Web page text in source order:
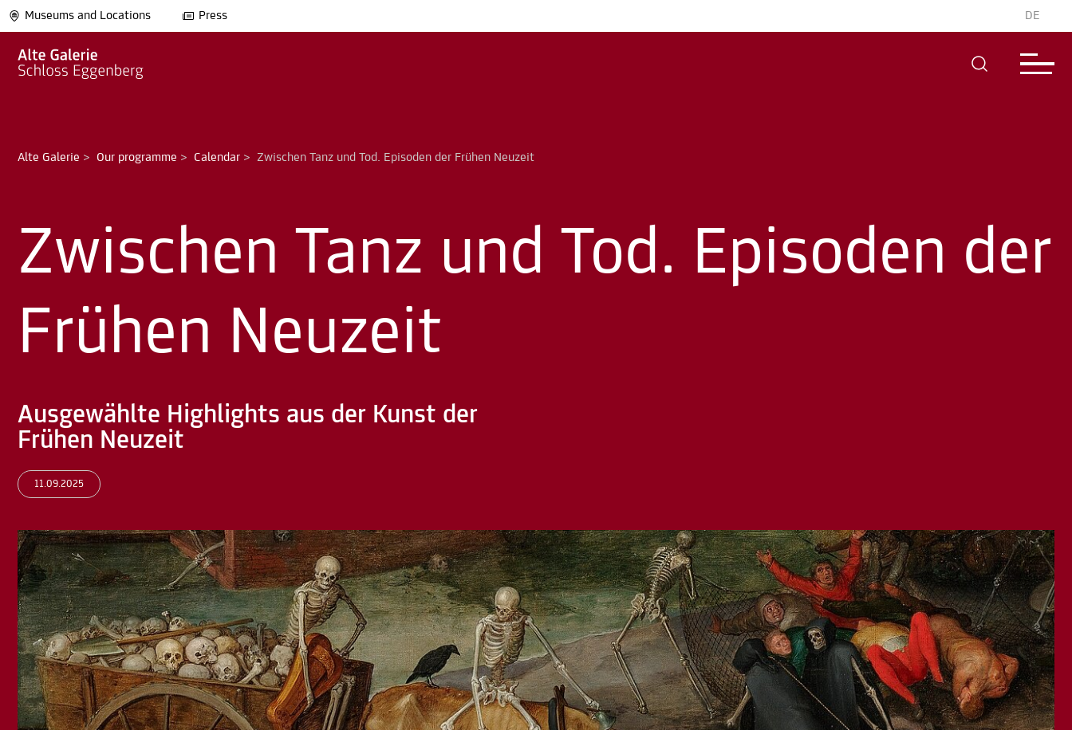
Museums and Locations Press DE
Alte Galerie > Our programme > Calendar > Zwischen Tanz und Tod. Episoden der Frühen Neuzeit
Zwischen Tanz und Tod. Episoden der
Frühen Neuzeit
Ausgewählte Highlights aus der Kunst der
Frühen Neuzeit
11.09.2025